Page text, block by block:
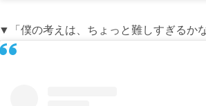
▼「僕の考えは、ちょっと難しすぎるか